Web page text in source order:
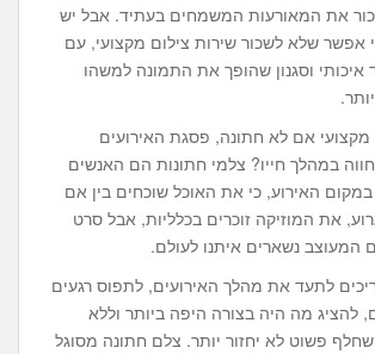
את המאורעות המשמחים בעתיד. אבל יש
שלא לשכור שירות צילום מקצועי, עם
איכותי וסגנון שהופך את התמונה למשהו
מקצועי אם לא חתונה, פסגת האירועים
במהלך חייו? צלמי חתונות הם האנשים
האירוע, כי את האוכל שוכחים בין אם
את המוזיקה זוכרים בכלליות, אבל סרט
המעוצב נשארים איתנו לעולם.
לתעד את מהלך האירועים, לתפוס רגעים
להציג מה היה בצורה היפה ביותר וללא
שחלף פשוט לא יחזור יותר. צלם חתונה מסוגל